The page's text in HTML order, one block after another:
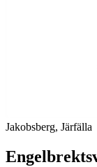
Jakobsberg, Järfälla